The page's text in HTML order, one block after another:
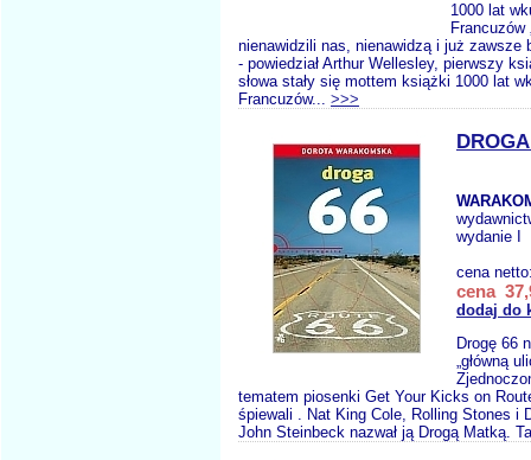
1000 lat
Francuzów
nienawidzili nas, nienawidzą i już zawsze
- powiedział Arthur Wellesley, pierwszy
słowa stały się mottem książki 1000 lat
Francuzów... >>>
wydanie I
cena
cena
dodaj do
Drogę 66
„główną
tematem piosenki Get Your Kicks on
śpiewali . Nat King Cole, Rolling Stones i
John Steinbeck nazwał ją Drogą Matką.